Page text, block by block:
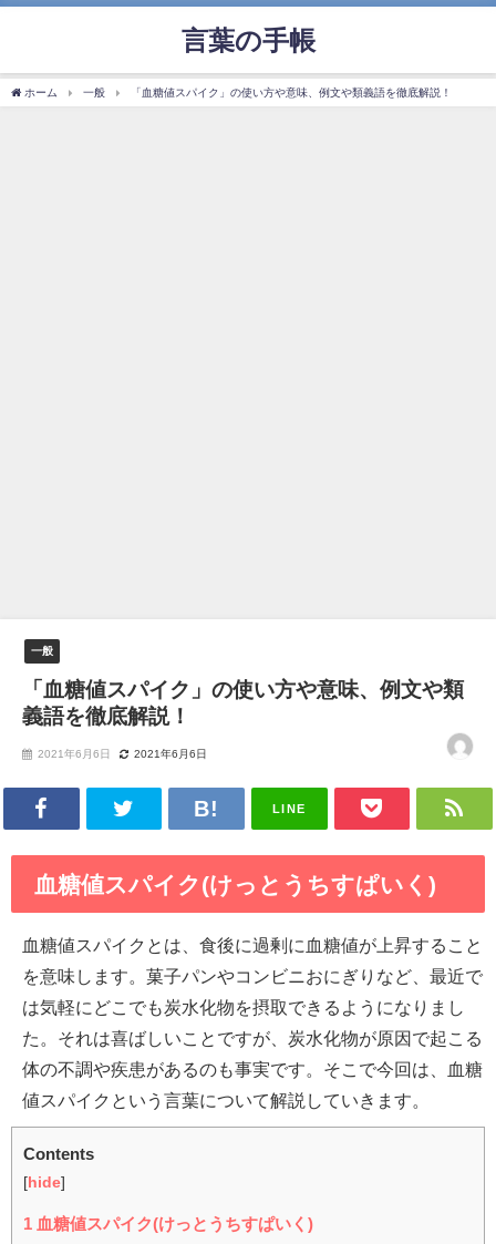
言葉の手帳
ホーム 一般 「血糖値スパイク」の使い方や意味、例文や類義語を徹底解説！
一般
「血糖値スパイク」の使い方や意味、例文や類
義語を徹底解説！
2021年6月6日 2021年6月6日
LINE
血糖値スパイク(けっとうちすぱいく)
血糖値スパイクとは、食後に過剰に血糖値が上昇すること
を意味します。菓子パンやコンビニおにぎりなど、最近で
は気軽にどこでも炭水化物を摂取できるようになりまし
た。それは喜ばしいことですが、炭水化物が原因で起こる
体の不調や疾患があるのも事実です。そこで今回は、血糖
値スパイクという言葉について解説していきます。
Contents
[ hide]
1 血糖値スパイク(けっとうちすぱいく)